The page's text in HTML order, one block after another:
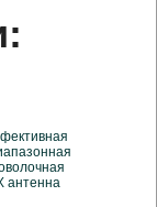
антенна